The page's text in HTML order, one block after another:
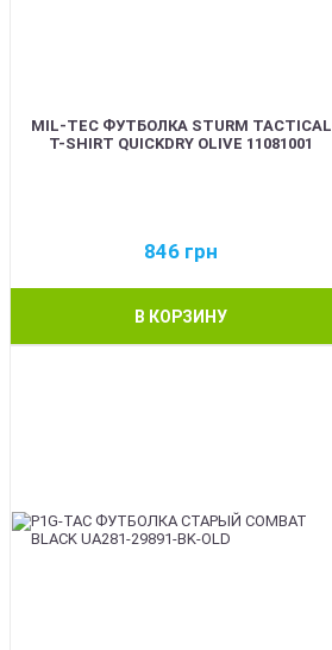
MIL-TEC ФУТБОЛКА STURM TACTICAL
T-SHIRT QUICKDRY OLIVE 11081001
846 грн
В КОРЗИНУ